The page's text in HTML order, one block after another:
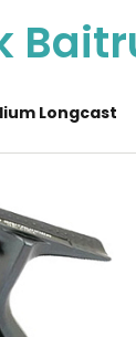
Longcast